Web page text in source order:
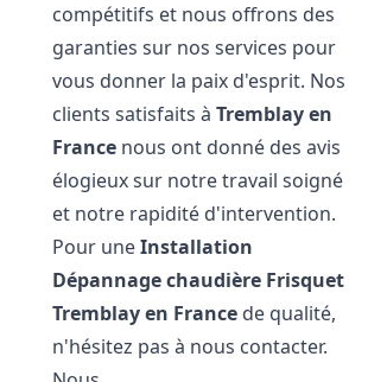
compétitifs et nous offrons des
garanties sur nos services pour
vous donner la paix d'esprit. Nos
clients satisfaits àTremblay en
France nous ont donné des avis
élogieux sur notre travail soigné
et notre rapidité d'intervention.
Pour uneInstallation
Dépannage chaudière Frisquet
Tremblay en France de qualité,
n'hésitez pas à nous contacter.